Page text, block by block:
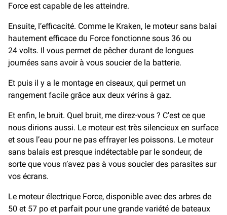
Force est capable de les atteindre.
Ensuite, l’efficacité. Comme le Kraken, le moteur sans balai
hautement efficace du Force fonctionne sous 36 ou
24 volts. Il vous permet de pêcher durant de longues
journées sans avoir à vous soucier de la batterie.
Et puis il y a le montage en ciseaux, qui permet un
rangement facile grâce aux deux vérins à gaz.
Et enfin, le bruit. Quel bruit, me direz-vous ? C’est ce que
nous dirions aussi. Le moteur est très silencieux en surface
et sous l’eau pour ne pas effrayer les poissons. Le moteur
sans balais est presque indétectable par le sondeur, de
sorte que vous n’avez pas à vous soucier des parasites sur
vos écrans.
Le moteur électrique Force, disponible avec des arbres de
50 et 57 po et parfait pour une grande variété de bateaux